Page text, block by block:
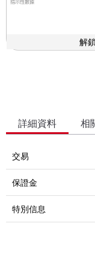
指示性數據
解
詳細資料 相